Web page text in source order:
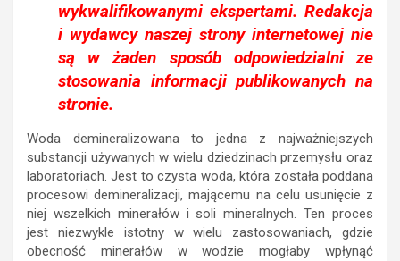
wykwalifikowanymi ekspertami. Redakcja
i wydawcy naszej strony internetowej nie
są w żaden sposób odpowiedzialni ze
stosowania informacji publikowanych na
stronie.
Woda demineralizowana to jedna z najważniejszych
substancji używanych w wielu dziedzinach przemysłu oraz
laboratoriach. Jest to czysta woda, która została poddana
procesowi demineralizacji, mającemu na celu usunięcie z
niej wszelkich minerałów i soli mineralnych. Ten proces
jest niezwykle istotny w wielu zastosowaniach, gdzie
obecność minerałów w wodzie mogłaby wpłynąć